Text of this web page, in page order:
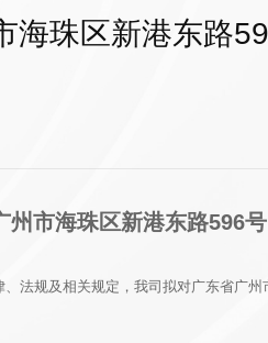
海珠区新港东路
州市海珠区新港东路596
法规及相关规定，我司拟对广东省广